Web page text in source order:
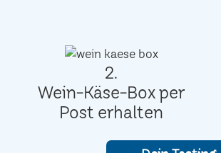
2.
Wein-Käse-Box per
Post erhalten